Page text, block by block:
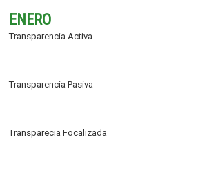
ENERO
Transparencia Activa
Transparencia Pasiva
Transparecia Focalizada